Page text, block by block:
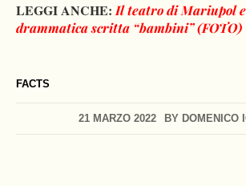
FACTS
21 MARZO 2022 BY DOMENICO
LEGGI ANCHE:Il teatro di Mariupol
drammatica scritta “bambini” (FOTO)